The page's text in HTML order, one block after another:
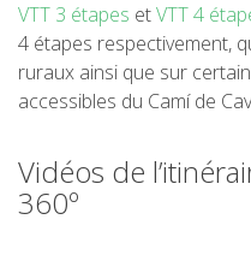
DEUTSCH
VTT 3 étapes etVTT 4
4 étapes respectivement,
ruraux ainsi que sur
accessibles du Camí de
Vidéos de
360º